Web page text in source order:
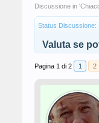
Discussione in '
Status Discussione:
Valuta se
Pagina 1 di 2 1 2